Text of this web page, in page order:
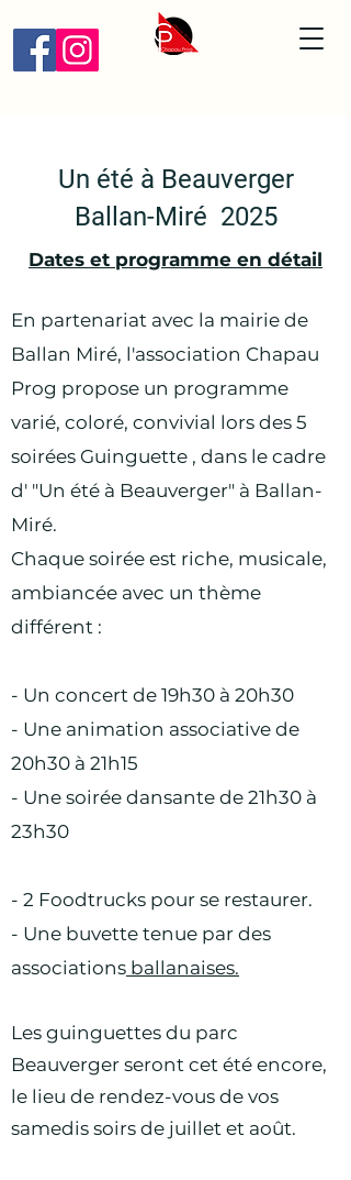
Un été à Beauverger
Ballan-Miré 2025
Dates et programme en détail
En partenariat avec la mairie de
Ballan Miré, l'association Chapau
Prog propose un programme
varié, coloré, convivial lors des 5
soirées Guinguette , dans le cadre
d' "Un été à Beauverger" à Ballan-
Miré.
Chaque soirée est riche, musicale,
ambiancée avec un thème
différent :
- Un concert de 19h30 à 20h30
- Une animation associative de
20h30 à 21h15
- Une soirée dansante de 21h30 à
23h30
- 2 Foodtrucks pour se restaurer.
- Une buvette tenue par des
associations ballanaises.
Les guinguettes du parc
Beauverger seront cet été encore,
le lieu de rendez-vous de vos
samedis soirs de juillet et août.